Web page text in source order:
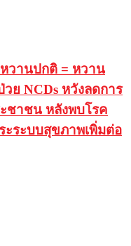
วานปกติ = หวาน
ย NCDs หวังลดการ
ชาชน หลังพบโรค
ะระบบสุขภาพเพิ่มต่อ